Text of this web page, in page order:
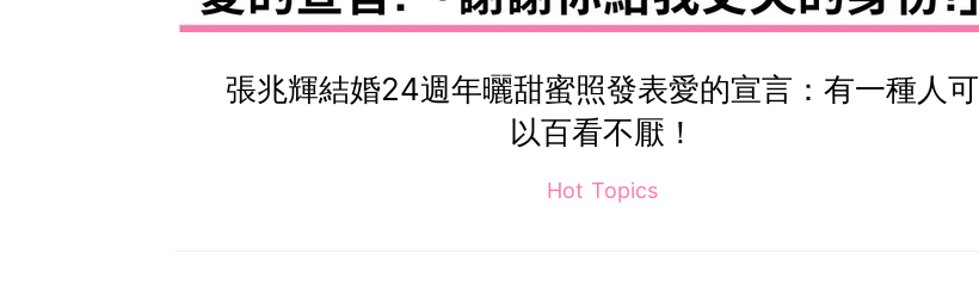
張兆輝結婚24週年曬甜蜜照發表愛的宣言：有一種人可
以百看不厭！
Hot Topics